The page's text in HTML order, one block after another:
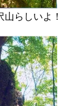
山らしいよ！